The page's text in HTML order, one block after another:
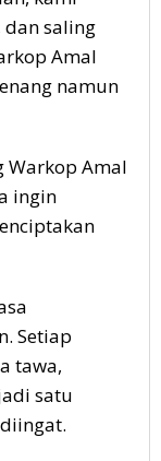
saling
Amal
namun
Warkop Amal
ingin
Setiap
tawa,
satu